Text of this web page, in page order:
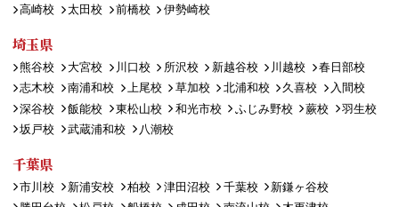
高崎校 太田校 前橋校 伊勢崎校
埼玉県
熊谷校 大宮校 川口校 所沢校 新越谷校 川越校
春日部校
志木校
南浦和校 上尾校 草加校 北浦和校 久喜校
入間校
深谷校
飯能校 東松山校 和光市校 ふじみ野校 蕨校
羽生校
坂戸校
武蔵浦和校 八潮校
千葉県
市川校 新浦安校 柏校 津田沼校 千葉校
新鎌ヶ谷校